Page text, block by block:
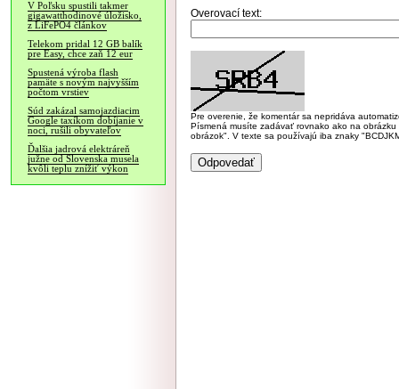
V Poľsku spustili takmer
gigawatthodinové úložisko,
z LiFePO4 článkov
Telekom pridal 12 GB balík
pre Easy, chce zaň 12 eur
Spustená výroba flash
pamäte s novým najvyšším
počtom vrstiev
Súd zakázal samojazdiacim
Google taxíkom dobíjanie v
noci, rušili obyvateľov
Ďalšia jadrová elektráreň
južne od Slovenska musela
kvôli teplu znížiť výkon
Overovací text:
Pre overenie, že komentár sa nepridáva
Písmená musíte zadávať rovnako ako na
obrázok". V texte sa používajú iba znaky